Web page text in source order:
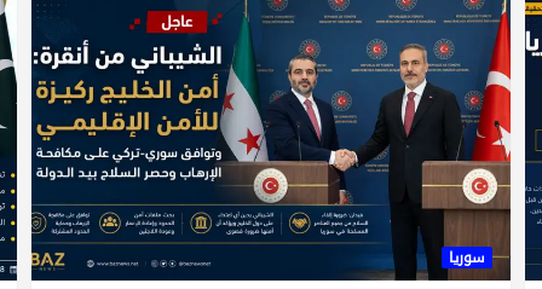
سوريا